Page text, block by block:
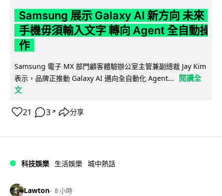
Samsung 展示 Galaxy AI 新方向 未來
手機毋須輸入文字 轉向 Agent 全自動操
作
Samsung 電子 MX 部門顧客體驗辦公室主管兼副總裁 Jay Kim
表示，品牌正推動 Galaxy AI 邁向全自動化 Agent...
閱讀全
文
21 3 ↗ 分享
科技娛樂 生活娛樂 城中熱話
Lawton 8 小時